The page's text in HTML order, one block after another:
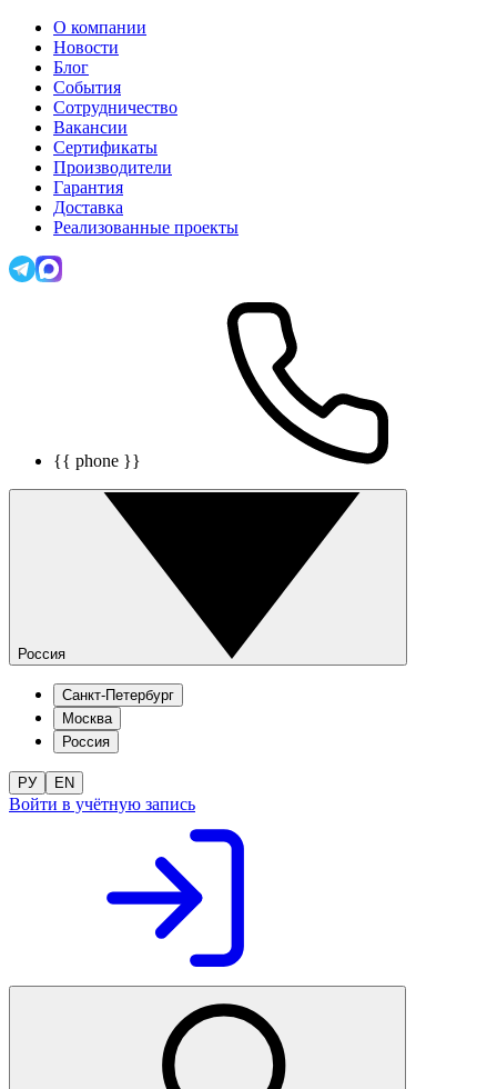
О компании
Новости
Блог
События
Сотрудничество
Вакансии
Сертификаты
Производители
Гарантия
Доставка
Реализованные проекты
{{ phone }}
Россия
Санкт-Петербург
Москва
Россия
РУ EN
Войти в учётную запись